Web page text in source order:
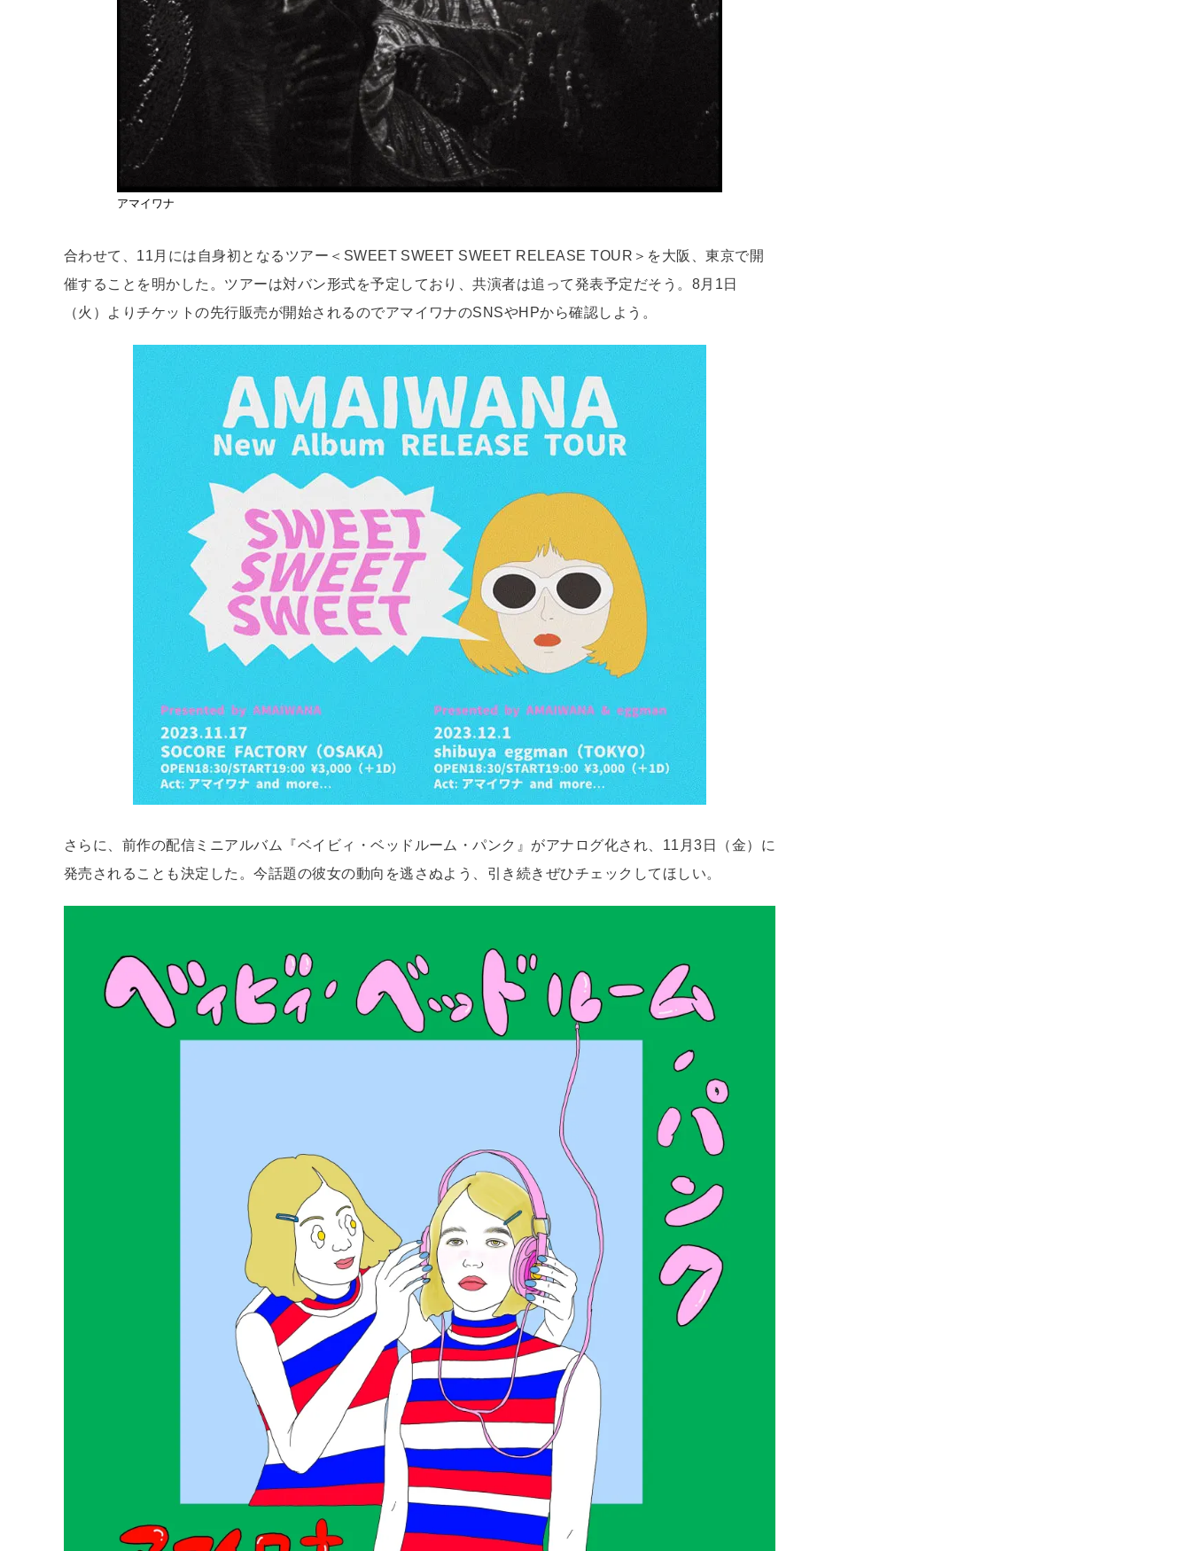
アマイワナ
合わせて、11月には自身初となるツアー＜SWEET SWEET SWEET RELEASE TOUR＞を大阪、東京で開
催することを明かした。ツアーは対バン形式を予定しており、共演者は追って発表予定だそう。8月1日
（火）よりチケットの先行販売が開始されるのでアマイワナのSNSやHPから確認しよう。
さらに、前作の配信ミニアルバム『ベイビィ・ベッドルーム・パンク』がアナログ化され、11月3日（金）に
発売されることも決定した。今話題の彼女の動向を逃さぬよう、引き続きぜひチェックしてほしい。